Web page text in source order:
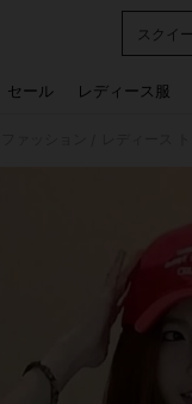
スクイ
セール レディース服